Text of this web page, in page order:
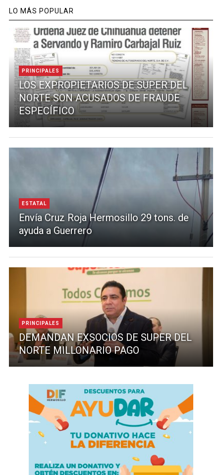
LO MÁS POPULAR
PRINCIPALES
LOS EXPROPIETARIOS DE SUPER DEL
NORTE SON ACUSADOS DE FRAUDE
ESPECÍFICO
ESTATAL
Envía Cruz Roja Hermosillo 29 tons. de
ayuda a Guerrero
PRINCIPALES
DEMANDAN EXSOCIOS DE SUPER DEL
NORTE MILLONARIO PAGO